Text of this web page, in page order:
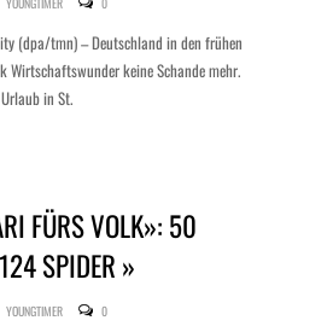
(dpa/tmn) – Deutschland in den frühen
Wirtschaftswunder keine Schande mehr.
in St.
FÜRS VOLK»: 50
SPIDER »
YOUNGTIMER 0